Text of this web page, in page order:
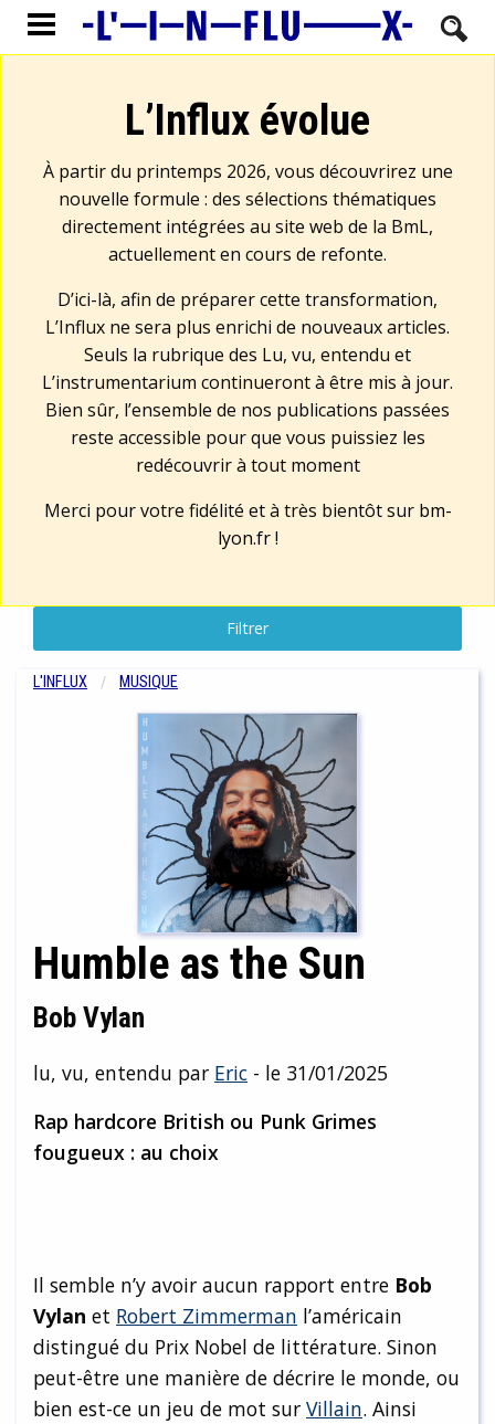
L’Influx évolue
À partir du printemps 2026, vous découvrirez une
nouvelle formule : des sélections thématiques
directement intégrées au site web de la BmL,
actuellement en cours de refonte.
D’ici-là, afin de préparer cette transformation,
L’Influx ne sera plus enrichi de nouveaux articles.
Seuls la rubrique des Lu, vu, entendu et
L’instrumentarium continueront à être mis à jour.
Bien sûr, l’ensemble de nos publications passées
reste accessible pour que vous puissiez les
redécouvrir à tout moment
Merci pour votre fidélité et à très bientôt sur bm-
lyon.fr!
Filtrer
L'INFLUX MUSIQUE
Humble as the Sun
Bob Vylan
lu, vu, entendu par Eric - le 31/01/2025
Rap hardcore British ou Punk Grimes
fougueux : au choix
Il semble n’y avoir aucun rapport entre Bob
Vylan et Robert Zimmerman l’américain
distingué du Prix Nobel de littérature. Sinon
peut-être une manière de décrire le monde, ou
bien est-ce un jeu de mot sur Villain. Ainsi